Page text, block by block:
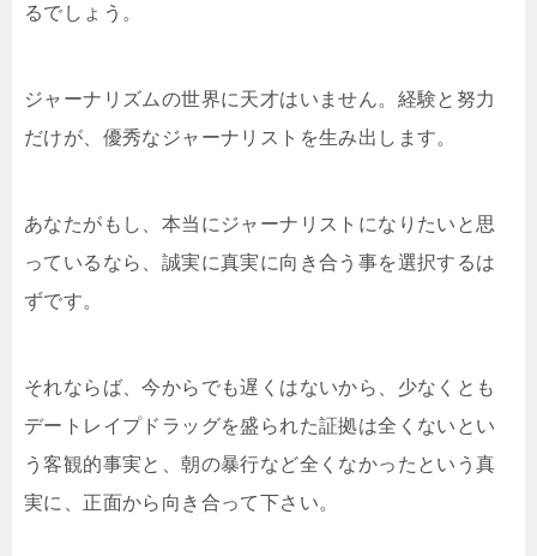
るでしょう。
ジャーナリズムの世界に天才はいません。経験と努力
だけが、優秀なジャーナリストを生み出します。
あなたがもし、本当にジャーナリストになりたいと思
っているなら、誠実に真実に向き合う事を選択するは
ずです。
それならば、今からでも遅くはないから、少なくとも
デートレイプドラッグを盛られた証拠は全くないとい
う客観的事実と、朝の暴行など全くなかったという真
実に、正面から向き合って下さい。